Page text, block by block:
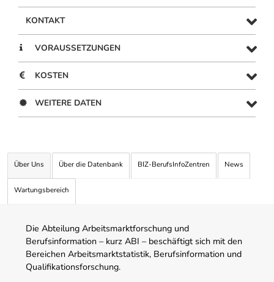
KONTAKT
VORAUSSETZUNGEN
KOSTEN
WEITERE DATEN
Über Uns Über die Datenbank BIZ-BerufsInfoZentren News
Wartungsbereich
Die Abteilung Arbeitsmarktforschung und
Berufsinformation – kurz ABI – beschäftigt sich mit den
Bereichen Arbeitsmarktstatistik, Berufsinformation und
Qualifikationsforschung.